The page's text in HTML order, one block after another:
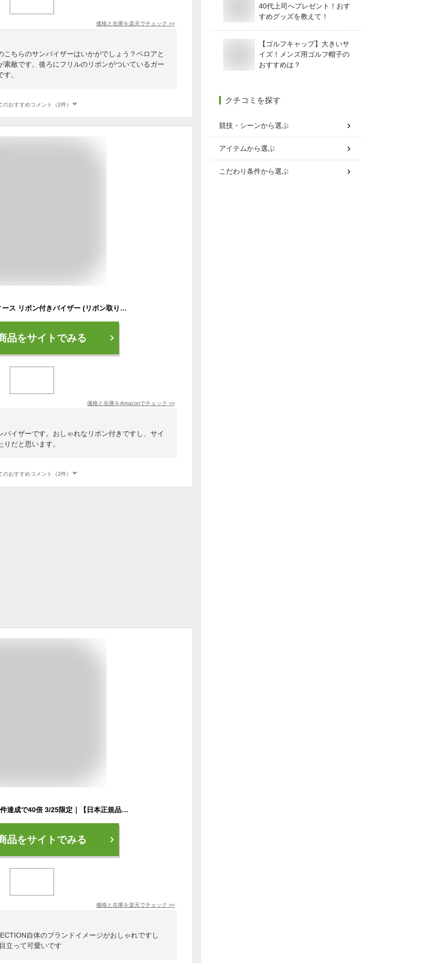
価格と在庫を楽天でチェック >>
ちらのサンバイザーはいかがでしょう？ベロアと
素敵です。後ろにフリルのリボンがついているガー
。
のおすすめコメント（2件）
[キャロウェイ] レディース リボン付きバイザー (リボン取り外し可・サイズ調整可能) / 帽子 ゴルフ / C23191221 1030_ホワイト FR
品をサイトでみる
価格と在庫をAmazonでチェック >>
イザーです。おしゃれなリボン付きですし、サイ
だと思います。
のおすすめコメント（2件）
1エントリーで10倍条件達成で40倍 3/25限定｜【日本正規品】 ブリーフィング ゴルフ サンバイザー BRIEFING GOLF URBAN COLLECTION WOMENS RIBBON VISOR ウィメンズリボンバイザー 帽子 ゴルフキャップ ロゴ 刺繍 スポーツ アウトドア レディース BRG223W62
品をサイトでみる
価格と在庫を楽天でチェック >>
自体のブランドイメージがおしゃれですし
立って可愛いです
40代上司へプレゼント！おす
すめグッズを教えて！
【ゴルフキャップ】大きいサ
イズ！メンズ用ゴルフ帽子の
おすすめは？
クチコミを探す
競技・シーンから選ぶ
アイテムから選ぶ
こだわり条件から選ぶ